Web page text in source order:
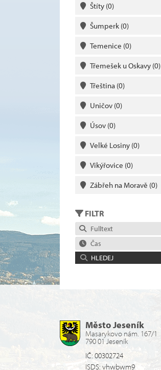
Štíty (0)
Šumperk (0)
Temenice (0)
Třemešek u Oskavy (0)
Třeština (0)
Uničov (0)
Úsov (0)
Velké Losiny (0)
Vikýřovice (0)
Zábřeh na Moravě (0)
FILTR
Fulltext
Čas
HLEDEJ
Město Jeseník
Masarykovo nám. 167/1
790 01 Jeseník
IČ: 00302724
ISDS: vhwbwm9